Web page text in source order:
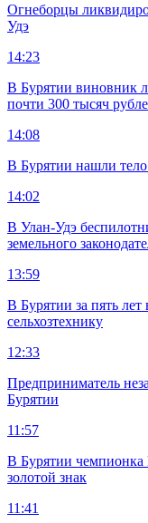
Огнеборцы
Удэ
14:23
В Бурятии виновник
почти 300 тысяч
14:08
В Бурятии нашли
14:02
В Улан-Удэ
земельного
13:59
В Бурятии за пять
сельхозтехнику
12:33
Предприниматель
Бурятии
11:57
В Бурятии
золотой знак
11:41